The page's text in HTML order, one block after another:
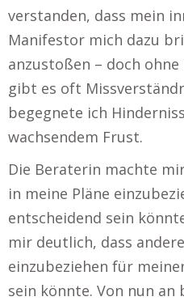
verstanden, dass mein
Manifestor mich dazu
anzustoßen – doch
gibt es oft
begegnete ich
wachsendem Frust.
Die Beraterin machte
in meine Pläne
entscheidend sein
mir deutlich, dass
einzubeziehen für
sein könnte. Von nun an